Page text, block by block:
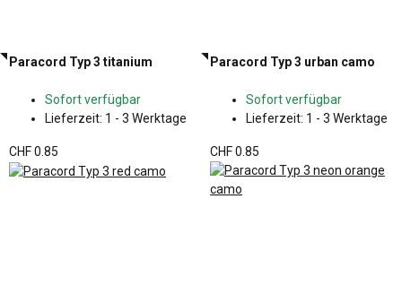
Paracord Typ 3 titanium
Sofort verfügbar
Lieferzeit: 1 - 3 Werktage
CHF 0.85
Paracord Typ 3 urban camo
Sofort verfügbar
Lieferzeit: 1 - 3 Werktage
CHF 0.85